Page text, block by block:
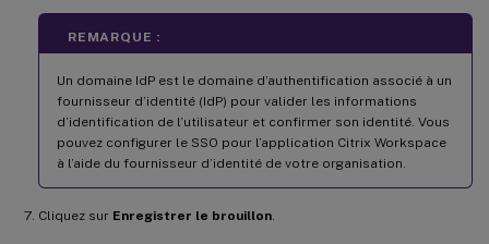
REMARQUE :
Un domaine IdP est le domaine d’authentification associé à un
fournisseur d’identité (IdP) pour valider les informations
d’identification de l’utilisateur et confirmer son identité. Vous
pouvez configurer le SSO pour l’application Citrix Workspace
à l’aide du fournisseur d’identité de votre organisation.
Cliquez sur Enregistrer le brouillon